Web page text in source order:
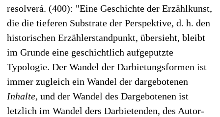
resolverá. (400): "Eine Geschichte der Erzählkunst,
die die tieferen Substrate der Perspektive, d. h. den
historischen Erzählerstandpunkt, übersieht, bleibt
im Grunde eine geschichtlich aufgeputzte
Typologie. Der Wandel der Darbietungsformen ist
immer zugleich ein Wandel der dargebotenen
Inhalte, und der Wandel des Dargebotenen ist
letzlich im Wandel ders Darbietenden, des Autor-